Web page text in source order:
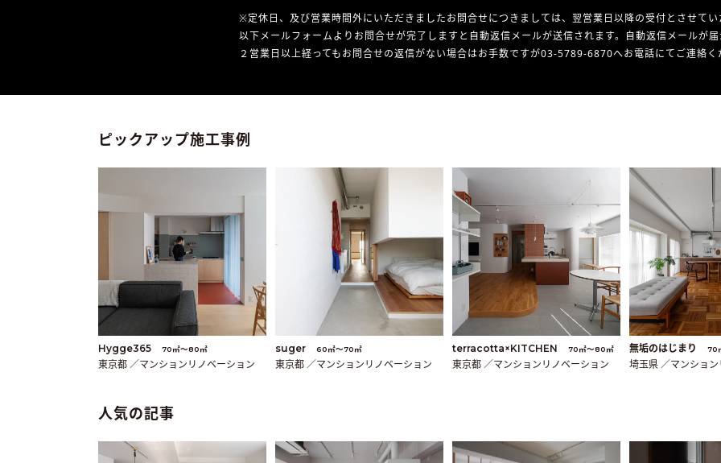
※定休日、及び営業時間外にいただきましたお問合せにつきましては、翌営業日以降の受付とさせてい
以下メールフォームよりお問合せが完了しますと自動返信メールが送信されます。自動返信メールが届
２営業日以上経ってもお問合せの返信がない場合はお手数ですが03-5789-6870へお電話にてご連絡く
ピックアップ施工事例
Hygge365 70㎡〜80㎡
東京都 ／マンションリノベーション
suger 60㎡〜70㎡
東京都 ／マンションリノベーション
terracotta×KITCHEN 70㎡〜80㎡
東京都 ／マンションリノベーション
無垢のはじまり 70
埼玉県 ／マンショ
人気の記事